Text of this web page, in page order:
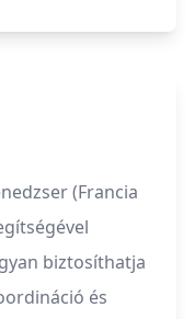
(Francia
biztosíthatja
és